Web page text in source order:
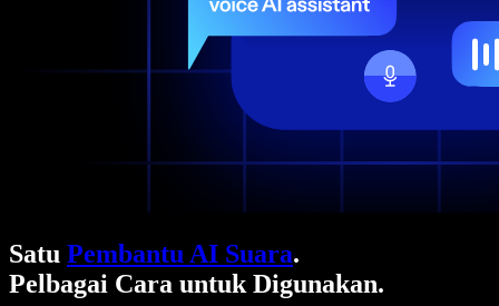
Satu Pembantu AI Suara.
Pelbagai Cara untuk Digunakan.